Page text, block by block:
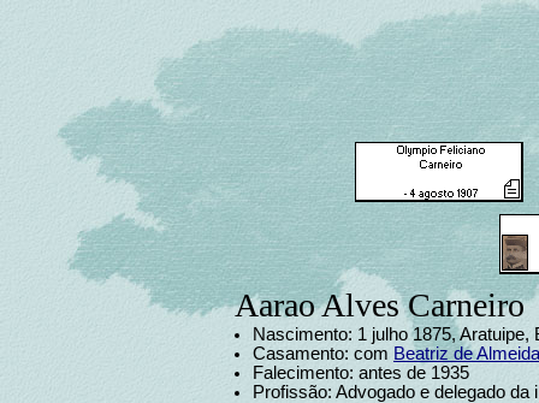
Aarao Alves Carneiro
Nascimento: 1 julho 1875, Aratuipe,
Casamento: com Beatriz de Almeida
Falecimento: antes de 1935
Profissão: Advogado e delegado da